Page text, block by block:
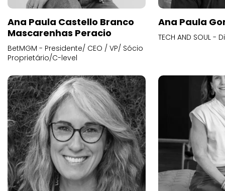
Ana Paula Castello Branco
Mascarenhas Peracio
BetMGM - Presidente/ CEO / VP/ Sócio
Proprietário/C-level
Ana Paula
TECH AND SOUL